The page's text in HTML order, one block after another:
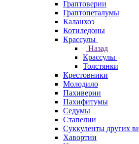
Граптоверии
Граптопеталумы
Каланхоэ
Котиледоны
Крассулы
Назад
Крассулы
Толстянки
Крестовники
Молодило
Пахиверии
Пахифитумы
Седумы
Стапелии
Суккуленты других
Хавортии